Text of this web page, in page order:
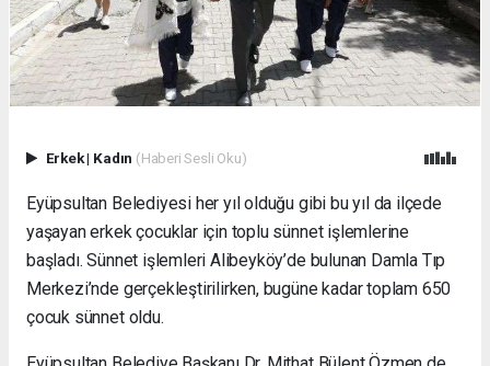
Erkek| Kadın (Haberi Sesli Oku)
Eyüpsultan Belediyesi her yıl olduğu gibi bu yıl da ilçede
yaşayan erkek çocuklar için toplu sünnet işlemlerine
başladı. Sünnet işlemleri Alibeyköy’de bulunan Damla Tıp
Merkezi’nde gerçekleştirilirken, bugüne kadar toplam 650
çocuk sünnet oldu.